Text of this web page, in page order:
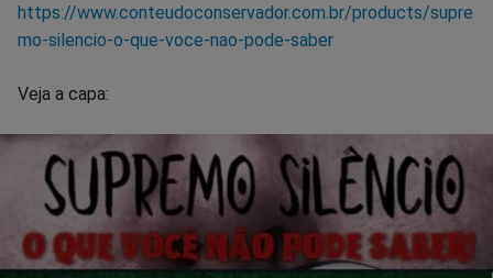
https://www.conteudoconservador.com.br/products/supre
mo-silencio-o-que-voce-nao-pode-saber
Veja a capa: